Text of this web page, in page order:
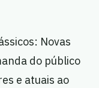
Novas
do público
e atuais ao